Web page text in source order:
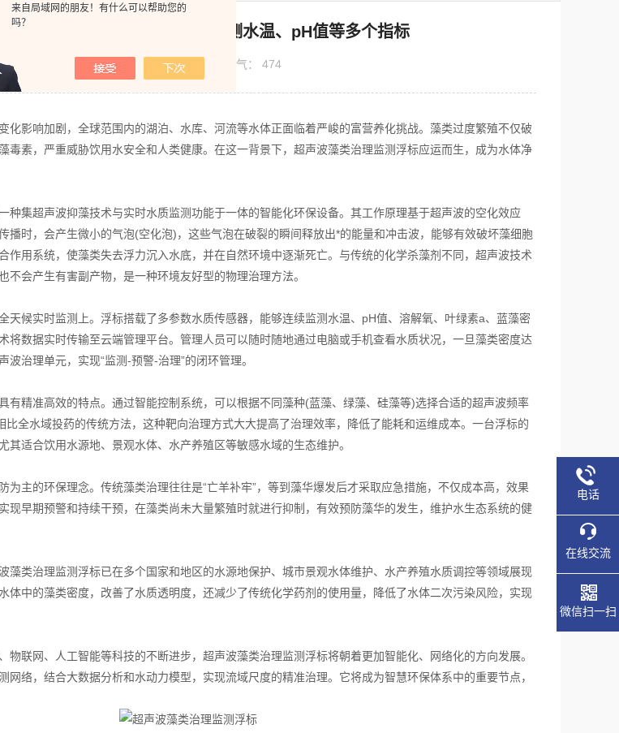
来自局域网的朋友！有什么可以帮助您的
吗？
藻类治理监测浮标能够连续监测水温、pH值等多个指标
发布日期： 2026-04-02 浏览人气： 474
影响加剧，全球范围内的湖泊、水库、河流等水体正面临着严峻的富营养化挑战。藻类过度繁殖不仅破
毒素，严重威胁饮用水安全和人类健康。在这一背景下，超声波藻类治理监测浮标应运而生，成为水体净
集超声波抑藻技术与实时水质监测功能于一体的智能化环保设备。其工作原理基于超声波的空化效应
时，会产生微小的气泡(空化泡)，这些气泡在破裂的瞬间释放出*的能量和冲击波，能够有效破坏藻细胞
作用系统，使藻类失去浮力沉入水底，并在自然环境中逐渐死亡。与传统的化学杀藻剂不同，超声波技术
不会产生有害副产物，是一种环境友好型的物理治理方法。
候实时监测上。浮标搭载了多参数水质传感器，能够连续监测水温、pH值、溶解氧、叶绿素a、蓝藻密
将数据实时传输至云端管理平台。管理人员可以随时随地通过电脑或手机查看水质状况，一旦藻类密度达
波治理单元，实现“监测-预警-治理”的闭环管理。
精准高效的特点。通过智能控制系统，可以根据不同藻种(蓝藻、绿藻、硅藻等)选择合适的超声波频率
比全水域投药的传统方法，这种靶向治理方式大大提高了治理效率，降低了能耗和运维成本。一台浮标的
其适合饮用水源地、景观水体、水产养殖区等敏感水域的生态维护。
主的环保理念。传统藻类治理往往是“亡羊补牢”，等到藻华爆发后才采取应急措施，不仅成本高，效果
现早期预警和持续干预，在藻类尚未大量繁殖时就进行抑制，有效预防藻华的发生，维护水生态系统的健
类治理监测浮标已在多个国家和地区的水源地保护、城市景观水体维护、水产养殖水质调控等领域展现
体中的藻类密度，改善了水质透明度，还减少了传统化学药剂的使用量，降低了水体二次污染风险，实现
联网、人工智能等科技的不断进步，超声波藻类治理监测浮标将朝着更加智能化、网络化的方向发展。
网络，结合大数据分析和水动力模型，实现流域尺度的精准治理。它将成为智慧环保体系中的重要节点，
电话
在线交流
微信扫一扫